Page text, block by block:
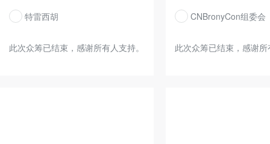
特雷西胡
此次众筹已结束，感谢所有人支持。
CNBronyCon组委会
此次众筹已结束，感谢